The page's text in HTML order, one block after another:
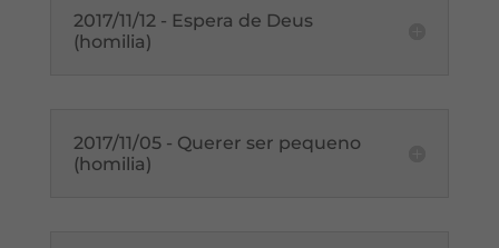
2017/11/12 - Espera de Deus
(homilia)
2017/11/05 - Querer ser pequeno
(homilia)